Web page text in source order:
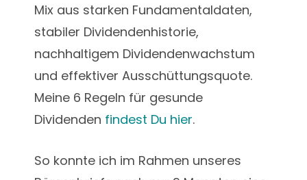
Mix aus starken Fundamentaldaten,
stabiler Dividendenhistorie,
nachhaltigem Dividendenwachstum
und effektiver Ausschüttungsquote.
Meine 6 Regeln für gesunde
Dividenden findest Du hier.
So konnte ich im Rahmen unseres